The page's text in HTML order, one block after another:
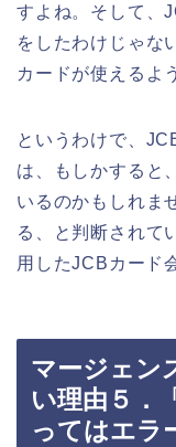
すよね。そして、
をしたわけじゃな
カードが使えるよ
というわけで、
は、もしかすると
いるのかもしれま
る、と判断されて
用したJCBカード
マージェン
い理由５．
ってはエラ